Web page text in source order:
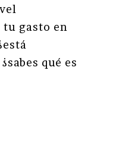
gasto en
qué es